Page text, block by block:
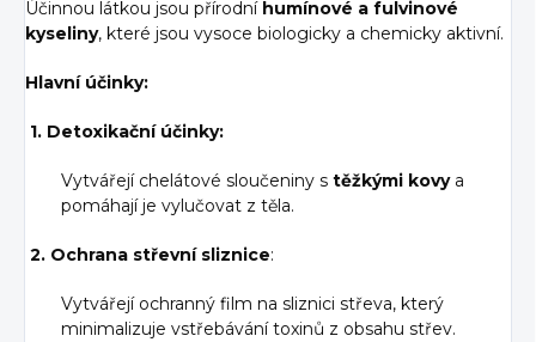
Účinnou látkou jsou přírodní humínové a fulvinové
kyseliny, které jsou vysoce biologicky a chemicky aktivní.
Hlavní účinky:
1. Detoxikační účinky:
Vytvářejí chelátové sloučeniny s těžkými kovya
pomáhají je vylučovat z těla.
2. Ochrana střevní sliznice:
Vytvářejí ochranný film na sliznici střeva, který
minimalizuje vstřebávání toxinů z obsahu střev.